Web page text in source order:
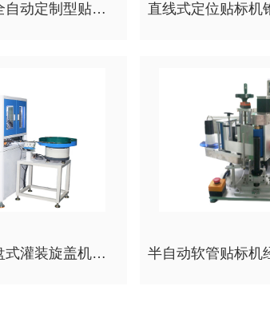
打火机贴标机全自动定制型贴标平面圆周一整圈贴标设备
电子烟烟油转盘式灌装旋盖机单一瓶型高速机充填